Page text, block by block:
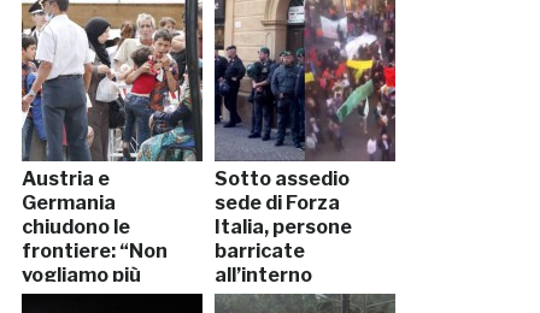
Austria e
Germania
chiudono le
frontiere: “Non
vogliamo più
immigrati”
Sotto assedio
sede di Forza
Italia, persone
barricate
all’interno